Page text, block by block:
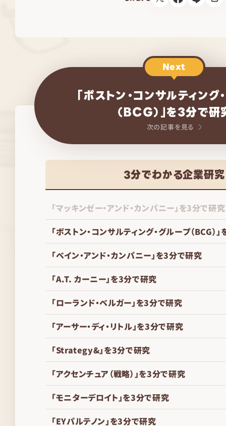
Next
「ボストン・コンサルティング
（BCG）」を3分で研
次の記事を見る
3分でわかる企業研究
「マッキンゼー・アンド・カンパニー」を3分で研究
「ボストン・コンサルティング・グループ（BCG）
「ベイン・アンド・カンパニー」を3分で研究
「A.T. カーニー」を3分で研究
「ローランド・ベルガー」を3分で研究
「アーサー・ディ・リトル」を3分で研究
「Strategy&」を3分で研究
「アクセンチュア（戦略）」を3分で研究
「モニターデロイト」を3分で研究
「EYパルテノン」を3分で研究